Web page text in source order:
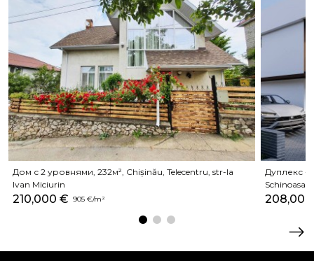
Дом с 2 уровнями, 232м², Chișinău, Telecentru, str-la
Ivan Miciurin
210,000 € 905 €/m²
Дуплекс -
Schinoasa